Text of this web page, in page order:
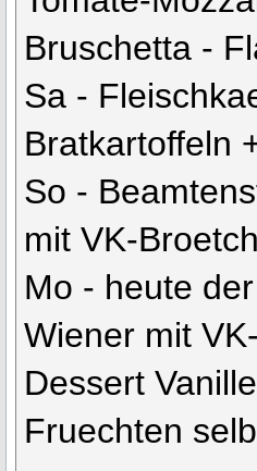
Bruschetta -
Sa -
Bratkartoffeln
So -
mit VK-
Mo - heute
Wiener mit
Dessert
Fruechten